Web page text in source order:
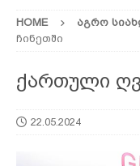
HOME ᲐᲒᲠᲝ
ჩინეთში
ქართული
22.05.2024